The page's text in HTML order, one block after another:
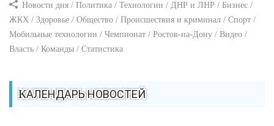
Новости дня / Политика / Технологии / ДНР и ЛНР / Бизнес /
ЖКХ / Здоровье / Общество / Происшествия и криминал / Спорт /
Мобильные технологии / Чемпионат / Ростов-на-Дону / Видео /
Власть / Команды / Статистика
КАЛЕНДАРЬ НОВОСТЕЙ